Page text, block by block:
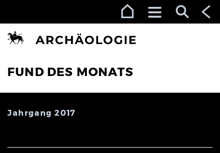
FUND DES MONATS
Jahrgang 2017